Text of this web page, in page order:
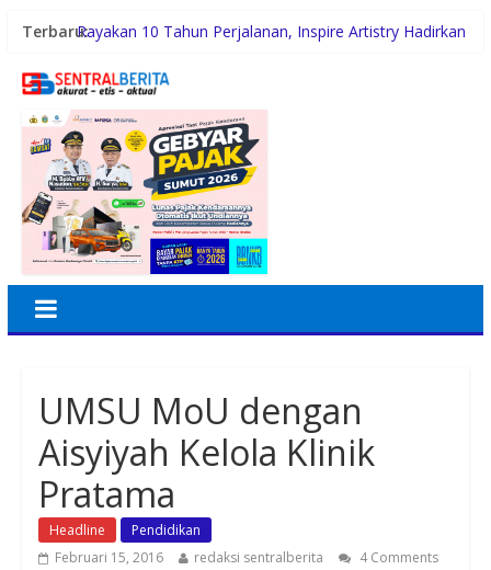
Terbaru:Rayakan 10 Tahun Perjalanan, Inspire Artistry Hadirkan
Hadirkan BRIF Sunday Auto Corner, BRI Finance
Polsek Datuk Bandar Gelar Jumat Curhat di Sijambi,
Tampung Aspirasi Warga
Tingkatkan Disiplin Personil, Polres Tanjung Balai Gelar
Apel Pagi
PERADIPROF Bekerjasama dengan UI Gelar PKPA
UMSU MoU dengan
Aisyiyah Kelola Klinik
Pratama
Headline
Pendidikan
Februari 15, 2016
redaksi sentralberita 4 Comments